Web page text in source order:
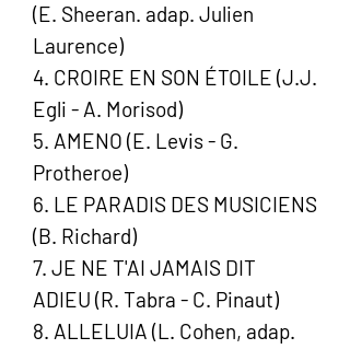
(E. Sheeran. adap. Julien
Laurence)
4. CROIRE EN SON ÉTOILE (J.J.
Egli - A. Morisod)
5. AMENO (E. Levis - G.
Protheroe)
6. LE PARADIS DES MUSICIENS
(B. Richard)
7. JE NE T'AI JAMAIS DIT
ADIEU (R. Tabra - C. Pinaut)
8. ALLELUIA (L. Cohen, adap.